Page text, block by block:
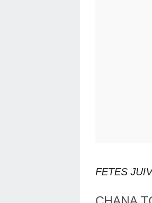
FETES